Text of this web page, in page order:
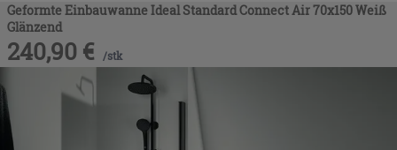
Geformte Einbauwanne Ideal Standard Connect Air 70x150 Weiß
Glänzend
240,90 € /stk